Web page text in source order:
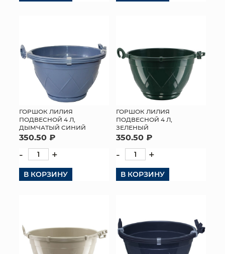
ГОРШОК ЛИЛИЯ
ПОДВЕСНОЙ 4 Л,
ДЫМЧАТЫЙ СИНИЙ
350.50 ₽
- +
В КОРЗИНУ
ГОРШОК ЛИЛИЯ
ПОДВЕСНОЙ 4 Л,
ЗЕЛЕНЫЙ
350.50 ₽
- +
В КОРЗИНУ